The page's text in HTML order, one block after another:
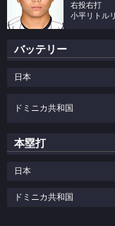
右投右打
小平リトル
バッテリー
日本
ドミニカ共和国
本塁打
日本
ドミニカ共和国